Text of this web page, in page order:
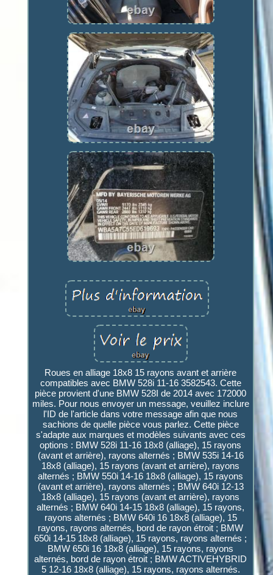
Roues en alliage 18x8 15 rayons avant et arrière
compatibles avec BMW 528i 11-16 3582543. Cette
pièce provient d'une BMW 528I de 2014 avec 172000
miles. Pour nous envoyer un message, veuillez inclure
l'ID de l'article dans votre message afin que nous
sachions de quelle pièce vous parlez. Cette pièce
s'adapte aux marques et modèles suivants avec ces
options : BMW 528i 11-16 18x8 (alliage), 15 rayons
(avant et arrière), rayons alternés ; BMW 535i 14-16
18x8 (alliage), 15 rayons (avant et arrière), rayons
alternés ; BMW 550i 14-16 18x8 (alliage), 15 rayons
(avant et arrière), rayons alternés ; BMW 640i 12-13
18x8 (alliage), 15 rayons (avant et arrière), rayons
alternés ; BMW 640i 14-15 18x8 (alliage), 15 rayons,
rayons alternés ; BMW 640i 16 18x8 (alliage), 15
rayons, rayons alternés, bord de rayon étroit ; BMW
650i 14-15 18x8 (alliage), 15 rayons, rayons alternés ;
BMW 650i 16 18x8 (alliage), 15 rayons, rayons
alternés, bord de rayon étroit ; BMW ACTIVEHYBRID
5 12-16 18x8 (alliage), 15 rayons, rayons alternés.